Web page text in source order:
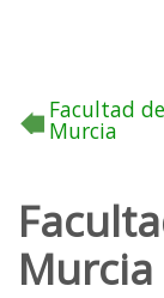
Facultad
Murcia
Murcia